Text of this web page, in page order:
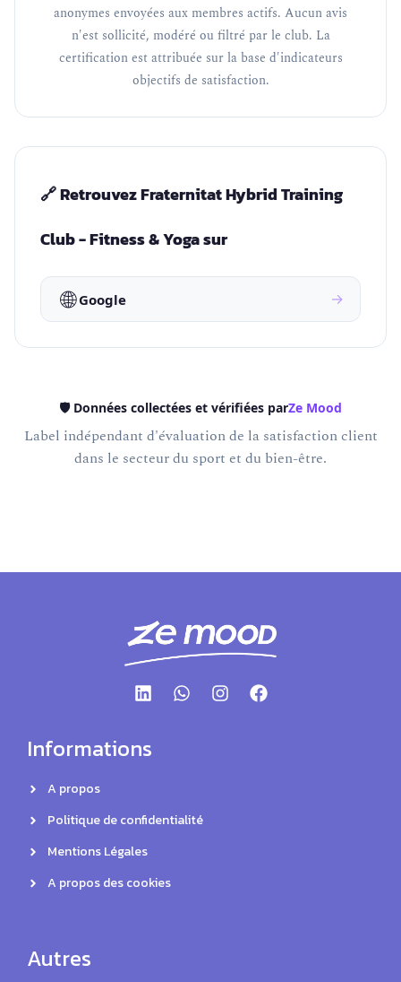
anonymes envoyées aux membres actifs. Aucun avis
n'est sollicité, modéré ou filtré par le club. La
certification est attribuée sur la base d'indicateurs
objectifs de satisfaction.
🔗 Retrouvez Fraternitat Hybrid Training
Club - Fitness & Yoga sur
🌐 Google →
🛡️ Données collectées et vérifiées parZe Mood
Label indépendant d'évaluation de la satisfaction client
dans le secteur du sport et du bien-être.
Informations
A propos
Politique de confidentialité
Mentions Légales
A propos des cookies
Autres